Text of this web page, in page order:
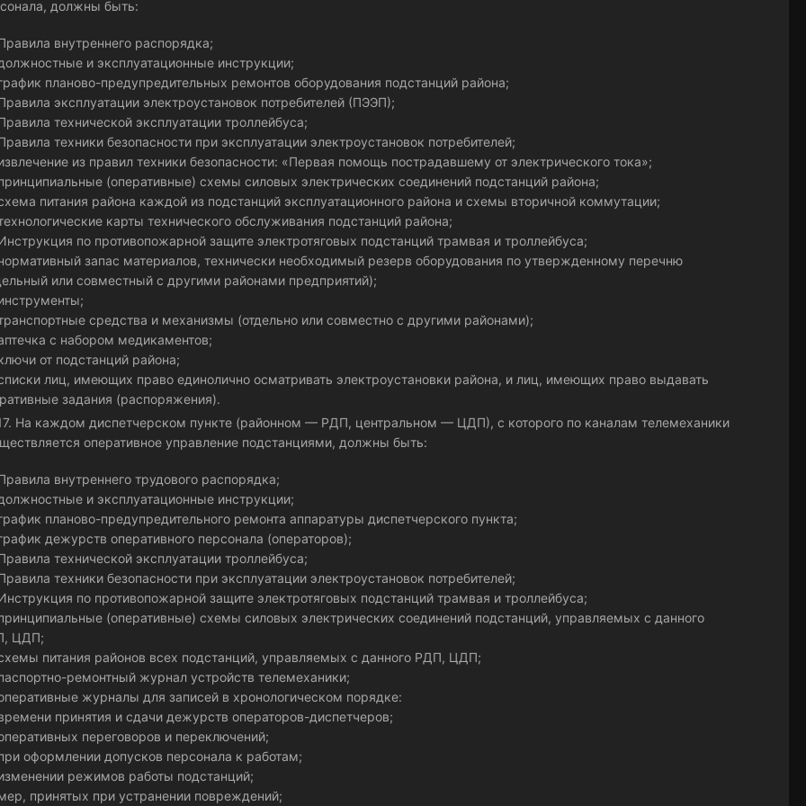
должны быть:
внутреннего распорядка;
и эксплуатационные инструкции;
планово-предупредительных ремонтов оборудования подстанций района;
эксплуатации электроустановок потребителей (ПЭЭП);
технической эксплуатации троллейбуса;
техники безопасности при эксплуатации электроустановок потребителей;
из правил техники безопасности: «Первая помощь пострадавшему от электрического тока»;
(оперативные) схемы силовых электрических соединений подстанций района;
питания района каждой из подстанций эксплуатационного района и схемы вторичной коммутации;
карты технического обслуживания подстанций района;
по противопожарной защите электротяговых подстанций трамвая и троллейбуса;
запас материалов, технически необходимый резерв оборудования по утвержденному перечню
или совместный с другими районами предприятий);
средства и механизмы (отдельно или совместно с другими районами);
с набором медикаментов;
от подстанций района;
лиц, имеющих право единолично осматривать электроустановки района, и лиц, имеющих право выдавать
задания (распоряжения).
На каждом диспетчерском пункте (районном — РДП, центральном — ЦДП), с которого по каналам телемеханики
оперативное управление подстанциями, должны быть:
внутреннего трудового распорядка;
и эксплуатационные инструкции;
планово-предупредительного ремонта аппаратуры диспетчерского пункта;
дежурств оперативного персонала (операторов);
технической эксплуатации троллейбуса;
техники безопасности при эксплуатации электроустановок потребителей;
по противопожарной защите электротяговых подстанций трамвая и троллейбуса;
(оперативные) схемы силовых электрических соединений подстанций, управляемых с данного
ЦДП;
питания районов всех подстанций, управляемых с данного РДП, ЦДП;
ремонтный журнал устройств телемеханики;
журналы для записей в хронологическом порядке:
принятия и сдачи дежурств операторов-диспетчеров;
переговоров и переключений;
оформлении допусков персонала к работам;
режимов работы подстанций;
принятых при устранении повреждений;